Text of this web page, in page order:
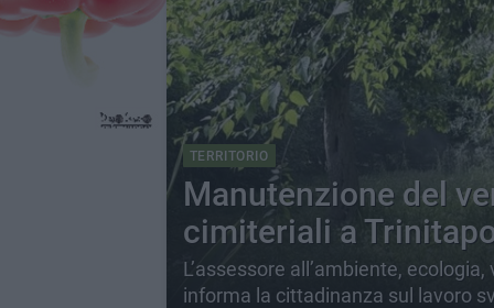
TERRITORIO
Manutenzione del
cimiteriali a
L’assessore all’ambiente,
informa la cittadinanza sul lavoro